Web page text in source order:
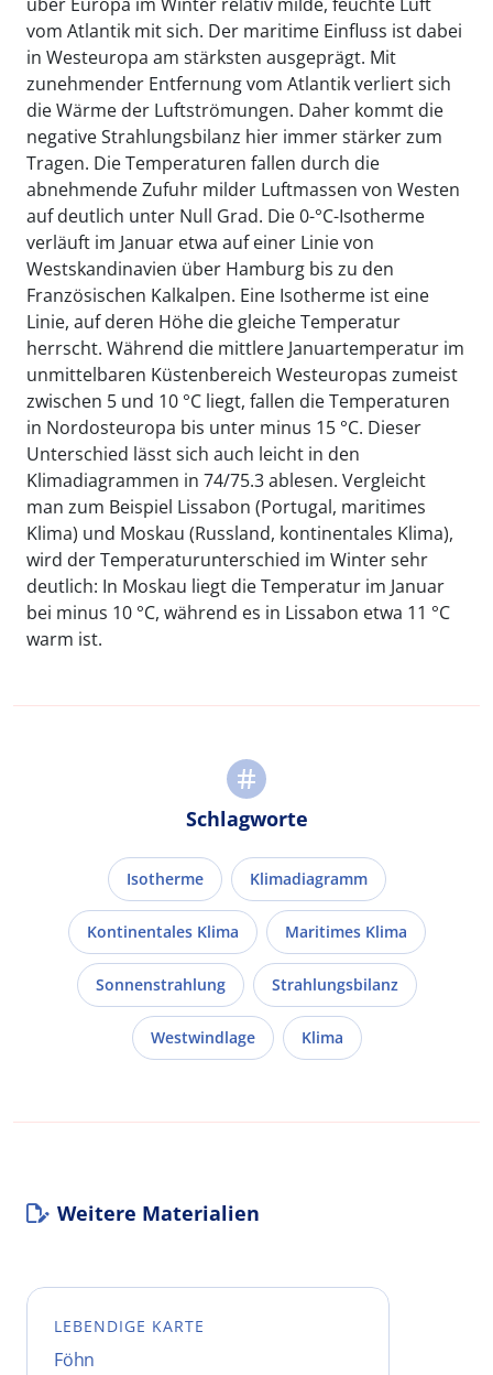
vom Atlantik mit sich. Der maritime Einfluss ist dabei
in Westeuropa am stärksten ausgeprägt. Mit
zunehmender Entfernung vom Atlantik verliert sich
die Wärme der Luftströmungen. Daher kommt die
negative Strahlungsbilanz hier immer stärker zum
Tragen. Die Temperaturen fallen durch die
abnehmende Zufuhr milder Luftmassen von Westen
auf deutlich unter Null Grad. Die 0-°C-Isotherme
verläuft im Januar etwa auf einer Linie von
Westskandinavien über Hamburg bis zu den
Französischen Kalkalpen. Eine Isotherme ist eine
Linie, auf deren Höhe die gleiche Temperatur
herrscht. Während die mittlere Januartemperatur im
unmittelbaren Küstenbereich Westeuropas zumeist
zwischen 5 und 10 °C liegt, fallen die Temperaturen
in Nordosteuropa bis unter minus 15 °C. Dieser
Unterschied lässt sich auch leicht in den
Klimadiagrammen in 74/75.3 ablesen. Vergleicht
man zum Beispiel Lissabon (Portugal, maritimes
Klima) und Moskau (Russland, kontinentales Klima),
wird der Temperaturunterschied im Winter sehr
deutlich: In Moskau liegt die Temperatur im Januar
bei minus 10 °C, während es in Lissabon etwa 11 °C
warm ist.
Schlagworte
Isotherme Klimadiagramm
Kontinentales Klima Maritimes Klima
Sonnenstrahlung Strahlungsbilanz
Westwindlage Klima
Weitere Materialien
LEBENDIGE KARTE
Föhn